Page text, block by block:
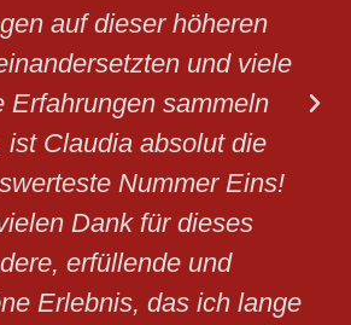
auf dieser höheren
und viele
Erfahrungen sammeln
ist Claudia absolut die
Nummer Eins!
Dank für dieses
erfüllende und
Erlebnis, das ich lange